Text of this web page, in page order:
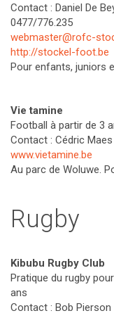
Contact : Daniel De
0477/776.235
webmaster@rofc-
http://stockel-foot.be
Pour enfants, juniors
Vie tamine
Football à partir de 3
Contact : Cédric
www.vietamine.be
Au parc de Woluwe.
Rugby
Kibubu Rugby Club
Pratique du rugby
ans
Contact : Bob